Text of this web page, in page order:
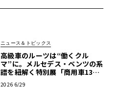
ニュース＆トピックス
高級車のルーツは“働くクル
マ”に。メルセデス・ベンツの系
譜を紐解く特別展「商用車130
2026 6/29